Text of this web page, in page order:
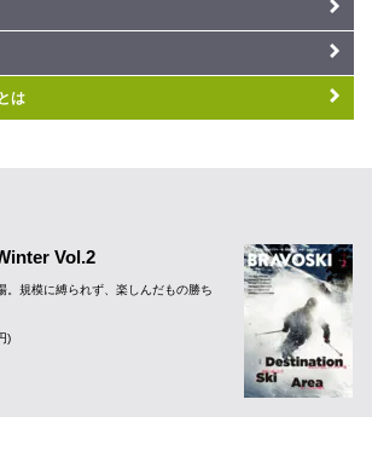
は
Vol.2
。規模に縛られず、楽しんだもの勝ち
)